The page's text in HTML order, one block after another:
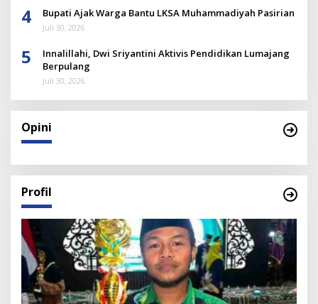
4 Bupati Ajak Warga Bantu LKSA Muhammadiyah Pasirian
Juli 30, 2026
5
Innalillahi, Dwi Sriyantini Aktivis Pendidikan Lumajang
Berpulang
Juli 30, 2026
Opini
Profil